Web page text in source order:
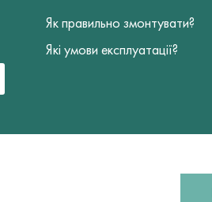
Як правильно змонтувати?
Які умови експлуатації?